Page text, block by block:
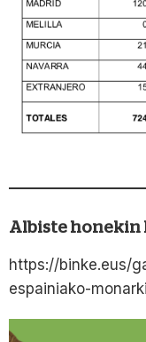
Albiste
https://binke.eus/
espainiako-